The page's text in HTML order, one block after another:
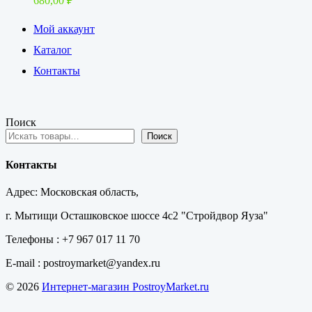
Мой аккаунт
Каталог
Контакты
Поиск
Поиск
Контакты
Адрес: Московская область,
г. Мытищи Осташковское шоссе 4с2 "Стройдвор Яуза"
Телефоны : +7 967 017 11 70
E-mail : postroymarket@yandex.ru
© 2026 Интернет-магазин PostroyMarket.ru